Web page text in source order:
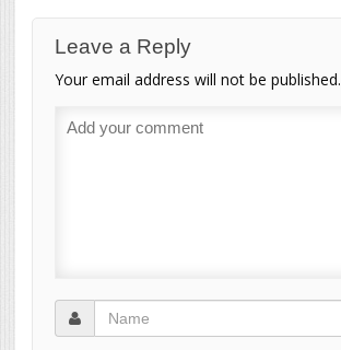
Leave a Reply
Your email address will not be published.